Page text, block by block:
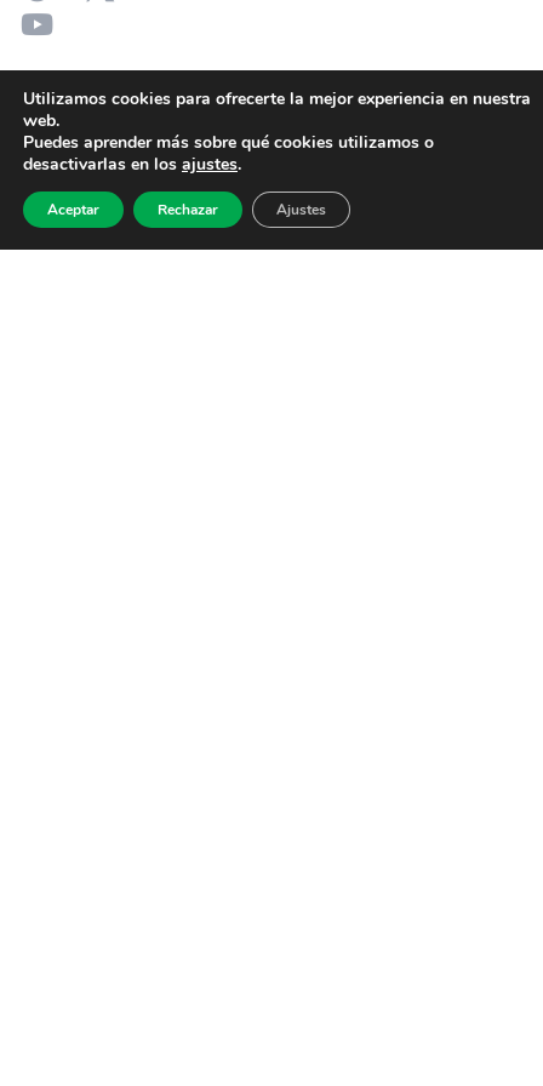
Utilizamos cookies para ofrecerte la mejor experiencia en nuestra
web.
Puedes aprender más sobre qué cookies utilizamos o
desactivarlas en los ajustes.
Aceptar Rechazar Ajustes